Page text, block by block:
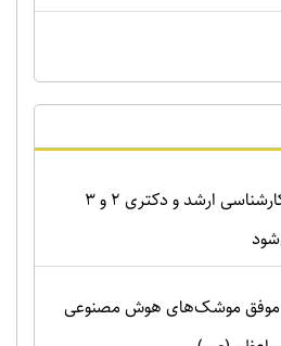
کنکور کارشناسی ارشد و دکتری ۲ و ۳
موشک‌های هوش مصنوعی